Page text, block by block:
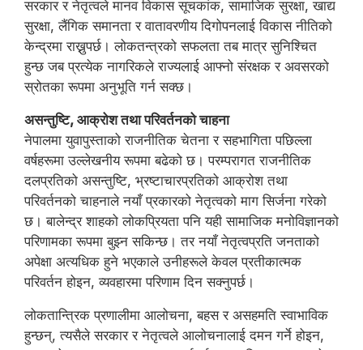
सरकार र नेतृत्वले मानव विकास सूचकांक, सामाजिक सुरक्षा, खाद्य
सुरक्षा, लैंगिक समानता र वातावरणीय दिगोपनलाई विकास नीतिको
केन्द्रमा राख्नुपर्छ। लोकतन्त्रको सफलता तब मात्र सुनिश्चित
हुन्छ जब प्रत्येक नागरिकले राज्यलाई आफ्नो संरक्षक र अवसरको
स्रोतका रूपमा अनुभूति गर्न सक्छ।
असन्तुष्टि, आक्रोश तथा परिवर्तनको चाहना
नेपालमा युवापुस्ताको राजनीतिक चेतना र सहभागिता पछिल्ला
वर्षहरूमा उल्लेखनीय रूपमा बढेको छ। परम्परागत राजनीतिक
दलप्रतिको असन्तुष्टि, भ्रष्टाचारप्रतिको आक्रोश तथा
परिवर्तनको चाहनाले नयाँ प्रकारको नेतृत्वको माग सिर्जना गरेको
छ। बालेन्द्र शाहको लोकप्रियता पनि यही सामाजिक मनोविज्ञानको
परिणामका रूपमा बुझ्न सकिन्छ। तर नयाँ नेतृत्वप्रति जनताको
अपेक्षा अत्यधिक हुने भएकाले उनीहरूले केवल प्रतीकात्मक
परिवर्तन होइन, व्यवहारमा परिणाम दिन सक्नुपर्छ।
लोकतान्त्रिक प्रणालीमा आलोचना, बहस र असहमति स्वाभाविक
हुन्छन्, त्यसैले सरकार र नेतृत्वले आलोचनालाई दमन गर्ने होइन,